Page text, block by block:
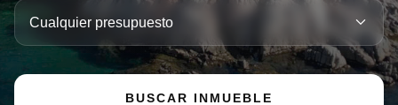
BUSCAR INMUEBLE